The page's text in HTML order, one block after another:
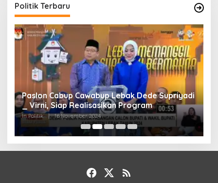
Politik Terbaru
Paslon Cabup Cawabup Lebak Dede Supriyadi
_ Virni, Siap Realisasikan Program
In Politik | 16 November 2024